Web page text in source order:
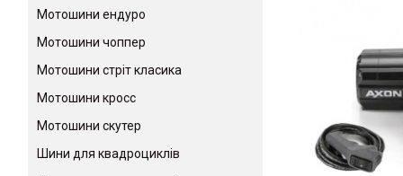
Мотошини ендуро
Мотошини чоппер
Мотошини стріт класика
Мотошини кросс
Мотошини скутер
Шини для квадроциклів